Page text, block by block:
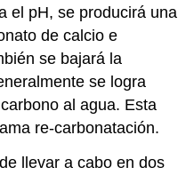
el pH, se producirá una
de calcio e
se bajará la
se logra
al agua. Esta
re-carbonatación.
llevar a cabo en dos